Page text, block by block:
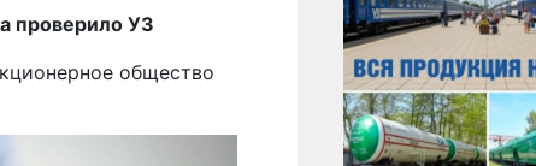
проверило УЗ
общество